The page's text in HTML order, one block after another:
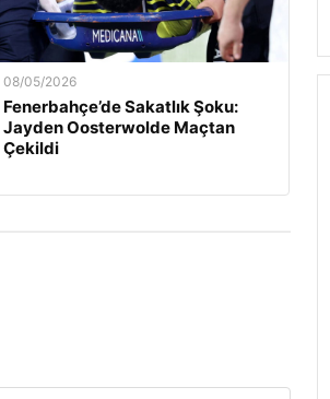
08/05/2026
Fenerbahçe’de Sakatlık Şoku:
Jayden Oosterwolde Maçtan
Çekildi